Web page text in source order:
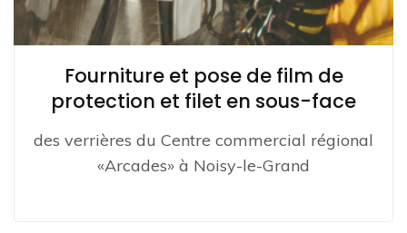
Fourniture et pose de film de
protection et filet en sous-face
des verrières du Centre commercial régional
«Arcades» à Noisy-le-Grand